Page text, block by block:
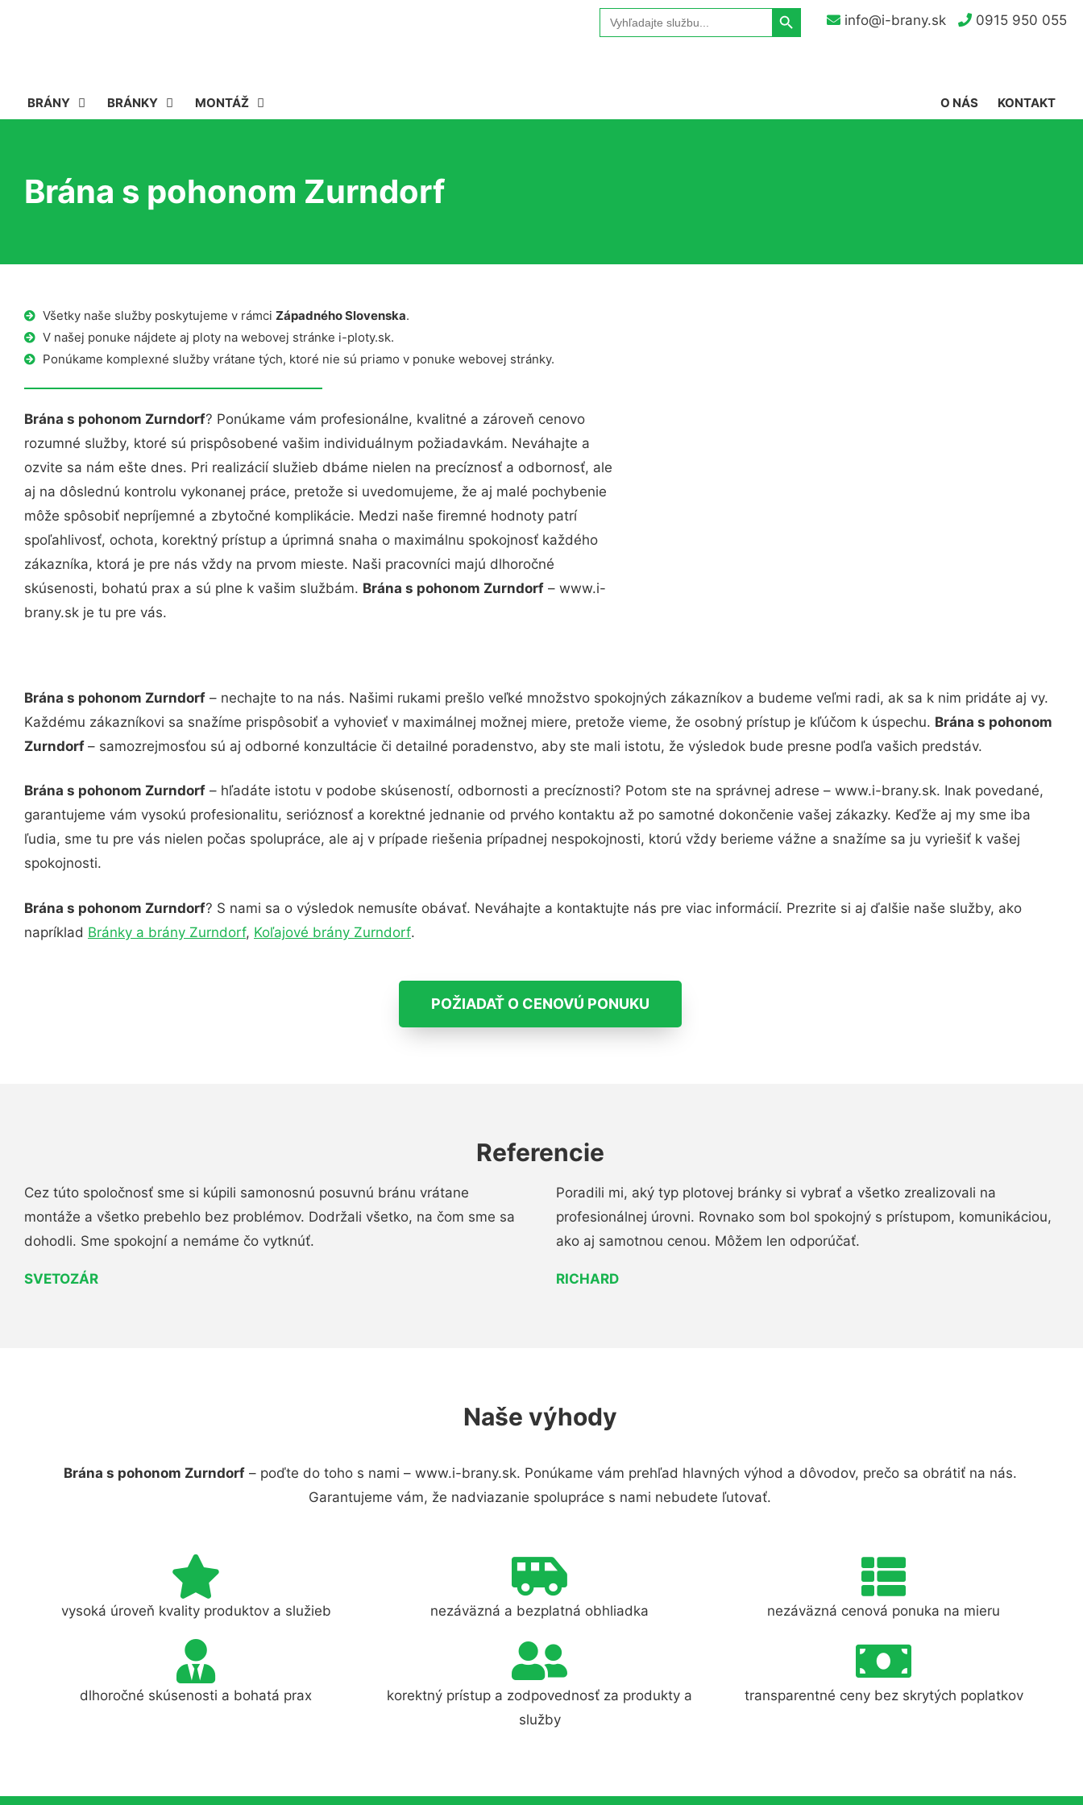
info@i-brany.sk 0915 950 055
Search
for:
Search Button
BRÁNY BRÁNKY MONTÁŽ KONTAKT
O NÁS
Brána s pohonom Zurndorf
Všetky naše služby poskytujeme v rámci Západného Slovenska.
V našej ponuke nájdete aj ploty na webovej stránke i-ploty.sk.
Ponúkame komplexné služby vrátane tých, ktoré nie sú priamo v ponuke webovej stránky.
Brána s pohonom Zurndorf? Ponúkame vám profesionálne, kvalitné a zároveň cenovo
rozumné služby, ktoré sú prispôsobené vašim individuálnym požiadavkám. Neváhajte a
ozvite sa nám ešte dnes. Pri realizácií služieb dbáme nielen na precíznosť a odbornosť, ale
aj na dôslednú kontrolu vykonanej práce, pretože si uvedomujeme, že aj malé pochybenie
môže spôsobiť nepríjemné a zbytočné komplikácie. Medzi naše firemné hodnoty patrí
spoľahlivosť, ochota, korektný prístup a úprimná snaha o maximálnu spokojnosť každého
zákazníka, ktorá je pre nás vždy na prvom mieste. Naši pracovníci majú dlhoročné
skúsenosti, bohatú prax a sú plne k vašim službám. Brána s pohonom Zurndorf – www.i-
brany.sk je tu pre vás.
Brána s pohonom Zurndorf – nechajte to na nás. Našimi rukami prešlo veľké množstvo spokojných zákazníkov a budeme veľmi radi, ak sa k nim pridáte aj vy.
Každému zákazníkovi sa snažíme prispôsobiť a vyhovieť v maximálnej možnej miere, pretože vieme, že osobný prístup je kľúčom k úspechu. Brána s pohonom
Zurndorf – samozrejmosťou sú aj odborné konzultácie či detailné poradenstvo, aby ste mali istotu, že výsledok bude presne podľa vašich predstáv.
Brána s pohonom Zurndorf – hľadáte istotu v podobe skúseností, odbornosti a precíznosti? Potom ste na správnej adrese – www.i-brany.sk. Inak povedané,
garantujeme vám vysokú profesionalitu, serióznosť a korektné jednanie od prvého kontaktu až po samotné dokončenie vašej zákazky. Keďže aj my sme iba
ľudia, sme tu pre vás nielen počas spolupráce, ale aj v prípade riešenia prípadnej nespokojnosti, ktorú vždy berieme vážne a snažíme sa ju vyriešiť k vašej
spokojnosti.
Brána s pohonom Zurndorf? S nami sa o výsledok nemusíte obávať. Neváhajte a kontaktujte nás pre viac informácií. Prezrite si aj ďalšie naše služby, ako
napríklad Bránky a brány Zurndorf, Koľajové brány Zurndorf.
POŽIADAŤ O CENOVÚ PONUKU
Referencie
Cez túto spoločnosť sme si kúpili samonosnú posuvnú bránu vrátane
montáže a všetko prebehlo bez problémov. Dodržali všetko, na čom sme sa
dohodli. Sme spokojní a nemáme čo vytknúť.
SVETOZÁR
Poradili mi, aký typ plotovej bránky si vybrať a všetko zrealizovali na
profesionálnej úrovni. Rovnako som bol spokojný s prístupom, komunikáciou,
ako aj samotnou cenou. Môžem len odporúčať.
RICHARD
Naše výhody
Brána s pohonom Zurndorf– poďte do toho s nami – www.i-brany.sk. Ponúkame vám prehľad hlavných výhod a dôvodov, prečo sa obrátiť na nás.
Garantujeme vám, že nadviazanie spolupráce s nami nebudete ľutovať.
vysoká úroveň kvality produktov a služieb nezáväzná a bezplatná obhliadka nezáväzná cenová ponuka na mieru
dlhoročné skúsenosti a bohatá prax
korektný prístup a zodpovednosť za produkty a
služby
transparentné ceny bez skrytých poplatkov